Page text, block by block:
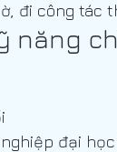
đi công tác
năng
đại